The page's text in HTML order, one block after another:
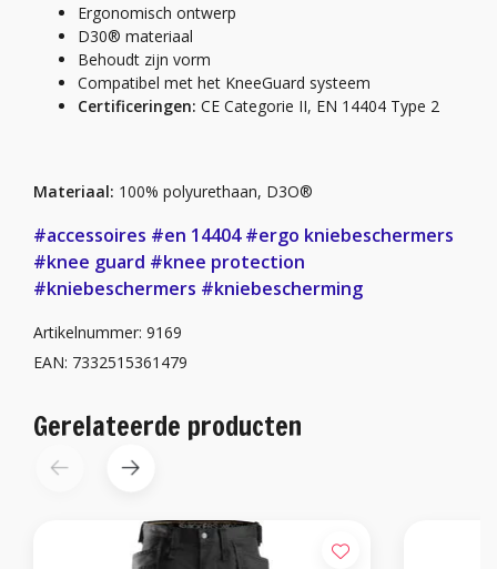
Ergonomisch ontwerp
D30® materiaal
Behoudt zijn vorm
Compatibel met het KneeGuard systeem
Certificeringen: CE Categorie II, EN 14404 Type 2
Materiaal: 100% polyurethaan, D3O®
#accessoires #en 14404 #ergo kniebeschermers
#knee guard #knee protection
#kniebeschermers #kniebescherming
Artikelnummer: 9169
EAN: 7332515361479
Gerelateerde producten